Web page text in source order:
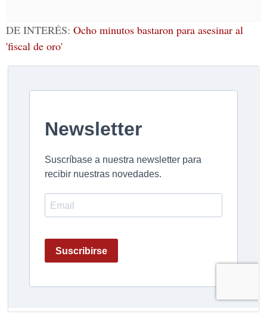
DE INTERÉS: Ocho minutos bastaron para asesinar al
'fiscal de oro'